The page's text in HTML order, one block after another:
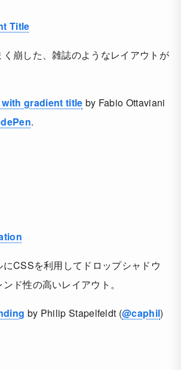
Title
崩した、雑誌のようなレイアウトが
with gradient title by Fabio Ottaviani
.
CSSを利用してドロップシャドウ
ド性の高いレイアウト。
by Philip Stapelfeldt (@caphil)